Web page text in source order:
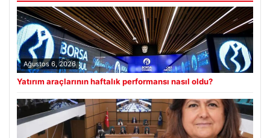
Ağustos 6, 2026
Yatırım araçlarının haftalık performansı nasıl oldu?